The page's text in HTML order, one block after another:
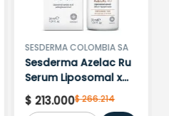
SESDERMA COLOMBIA SA
Sesderma Azelac Ru
Serum Liposomal x
30ml
$ 213.000$266.214